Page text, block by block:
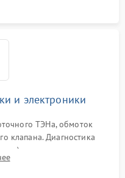
и электроники
ТЭНа, обмоток
клапана. Диагностика
датчика мутности,
модуля управления.